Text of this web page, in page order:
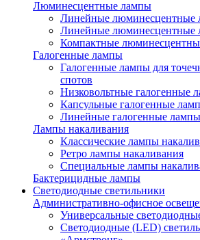
Люминесцентные лампы
Линейные люминесцентные
Линейные люминесцентные
Компактные
Галогенные лампы
Галогенные лампы для
спотов
Низковольтные галогенные
Капсульные галогенные
Линейные галогенные лампы
Лампы накаливания
Классические лампы
Ретро лампы накаливания
Специальные лампы
Бактерицидные лампы
Светодиодные светильники
Административно-офисное
Универсальные
Светодиодные (LED)